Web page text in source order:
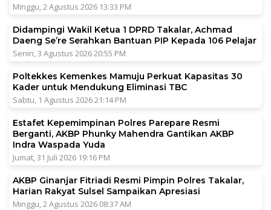
Minggu, 2 Agustus 2026 13:33 PM
Didampingi Wakil Ketua 1 DPRD Takalar, Achmad
Daeng Se’re Serahkan Bantuan PIP Kepada 106 Pelajar
Senin, 3 Agustus 2026 20:55 PM
Poltekkes Kemenkes Mamuju Perkuat Kapasitas 30
Kader untuk Mendukung Eliminasi TBC
Sabtu, 1 Agustus 2026 21:14 PM
Estafet Kepemimpinan Polres Parepare Resmi
Berganti, AKBP Phunky Mahendra Gantikan AKBP
Indra Waspada Yuda
Jumat, 31 Juli 2026 19:16 PM
AKBP Ginanjar Fitriadi Resmi Pimpin Polres Takalar,
Harian Rakyat Sulsel Sampaikan Apresiasi
Minggu, 2 Agustus 2026 08:37 AM